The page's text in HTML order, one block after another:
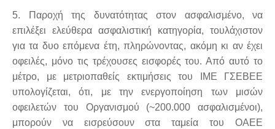
5. Παροχή της δυνατότητας στον ασφαλισμένο, να
επιλέξει ελεύθερα ασφαλιστική κατηγορία, τουλάχιστον
για τα δυο επόμενα έτη, πληρώνοντας, ακόμη κι αν έχει
οφειλές, μόνο τις τρέχουσες εισφορές του. Από αυτό το
μέτρο, με μετριοπαθείς εκτιμήσεις του ΙΜΕ ΓΣΕΒΕΕ
υπολογίζεται, ότι, με την ενεργοποίηση των μισών
οφειλετών του Οργανισμού (~200.000 ασφαλισμένοι),
μπορούν να εισρεύσουν στα ταμεία του ΟΑΕΕ